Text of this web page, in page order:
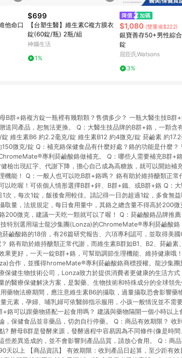
他命口
$699
【台塑生醫】維生素C複方膜衣
錠(60錠/瓶) 2瓶/組
神腦生活
1%
$1,080 (雙重省$222)
銀寶善存50+男性綜
錠
屈臣氏Watsons
3%
母B群+鉻複方錠一瓶裡有幾顆顆？售價多少？ 一瓶大醫生技B
送同產品，恕無法更換。 Q：大醫生技品牌的B群+鉻，一顆含
維生素B6 約2.2毫克/錠 維生素B12 約4微克/錠 菸鹼素 約
微克/錠 Q：補充鉻保健食品有什麼好處？鉻的功能是什麼？
專利菸鹼酸鉻做補充。 Q：哪些人需要補充B群+
檢出現紅字、代謝下降，擔心自己成為高糖族，就可以開始補
機能！ Q：一般人也可以吃B群+鉻嗎？ 鉻有助於維持醣類正常
以吃喔！可依個人情形選擇B群+鋅、B群+鐵、或B群+鉻 Q：
次，每次1錠，飯後食用較佳。請記得一日勿超過1錠，多食無
取量，法規規定，每日食用量中，其鉻之總含量不得高於200
200微克，建議一天吃一顆就可以了喔！ Q：菸鹼酸鉻品牌推
特別選用瑞士龍沙集團(Lonza)的ChromeMate®專利菸鹼酸
鹼酸鉻的18倍，有26篇研究報告、六項專利認可，並取得美國
鉻有助於維持醣類正常代謝，而維生素B群如B1、B2、菸鹼
果更好，一天一錠B群+鉻，可幫助調節生理機能、維持健康哦
合作，並獲得hromeMate®專利菸鹼酸鉻商標授權。龍沙集團
保健生物技術公司，Lonza致力於提供消費者更健康的生活方
的醫療保健解決方案，是製藥、生物技術和特殊成分的全球領
藥物法療期間，應注意維生素B6的攝取，過量攝取恐會影響藥
元素，孕婦、哺乳婦可依醫師指示服用，小孩一般情況並不需
+鉻可以跟藥物搭配一起食用嗎？ 建議與藥物隔開一個小時以
，保健食品並非藥品，切勿自行停藥。 Q：商品有效期限？ 收
? 酵母B群是發酵來源，發酵過程中容易因為不同條件(像是時
些差異造成的，並不會影響到產品品質，請放心食用。 Q：商
天以上 【商品資訊】 有效期限：收到產品日起算，至少距有